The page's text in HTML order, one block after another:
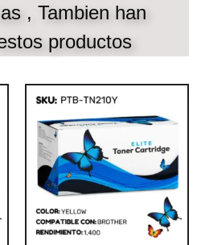
, Tambien han
productos